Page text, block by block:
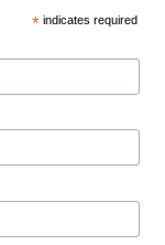
* indicates required